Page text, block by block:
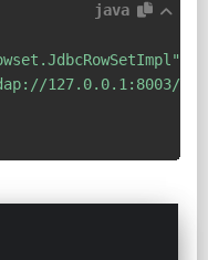
java
127.0.0.1:8003/